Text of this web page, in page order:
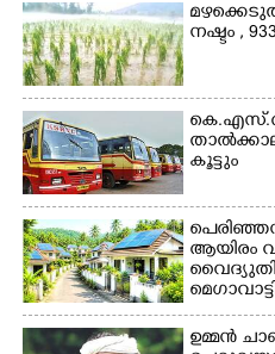
നഷ്ടം ,
കൂട്ടും
ആയിരം
വൈദ്യുതി
ഉമ്മൻ